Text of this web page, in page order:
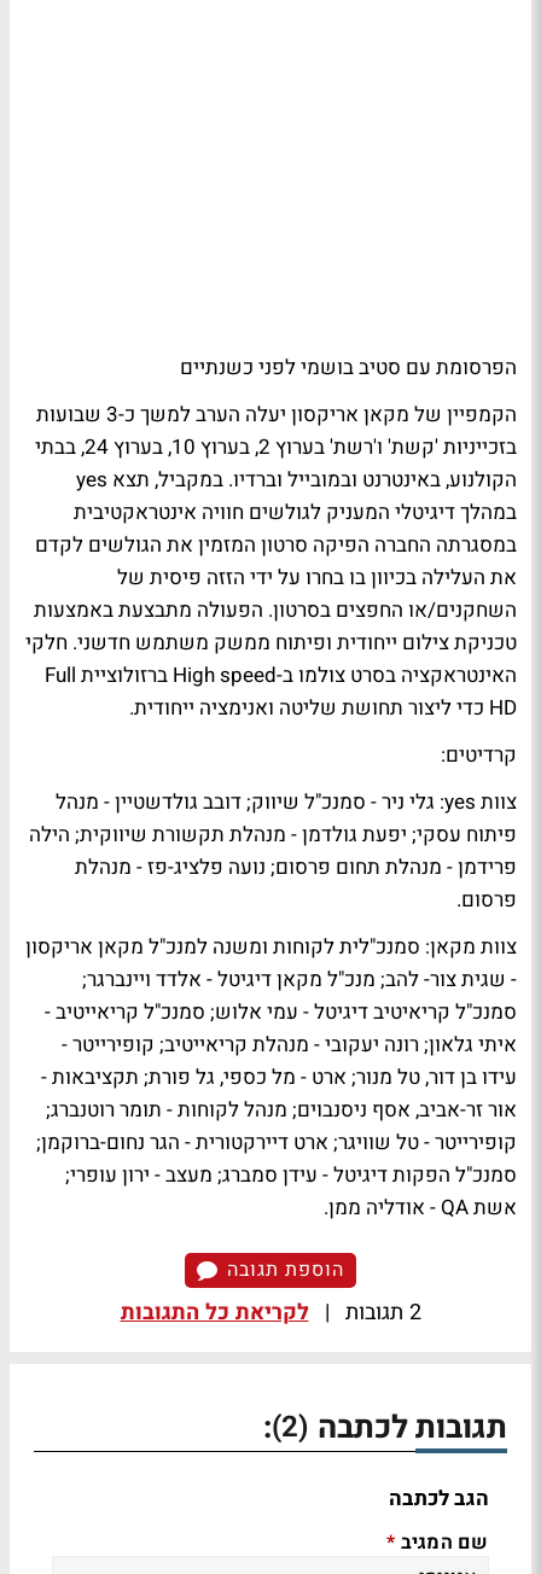
הפרסומת עם סטיב בושמי לפני כשנתיים
הקמפיין של מקאן אריקסון יעלה הערב למשך כ-3 שבועות
בזכייניות 'קשת' ו'רשת' בערוץ 2, בערוץ 10, בערוץ 24, בבתי
הקולנוע, באינטרנט ובמובייל וברדיו. במקביל, תצא yes
במהלך דיגיטלי המעניק לגולשים חוויה אינטראקטיבית
במסגרתה החברה הפיקה סרטון המזמין את הגולשים לקדם
את העלילה בכיוון בו בחרו על ידי הזזה פיסית של
השחקנים/או החפצים בסרטון. הפעולה מתבצעת באמצעות
טכניקת צילום ייחודית ופיתוח ממשק משתמש חדשני. חלקי
האינטראקציה בסרט צולמו ב-High speed ברזולוציית Full
HD כדי ליצור תחושת שליטה ואנימציה ייחודית.
קרדיטים:
צוות yes: גלי ניר - סמנכ"ל שיווק; דובב גולדשטיין - מנהל
פיתוח עסקי; יפעת גולדמן - מנהלת תקשורת שיווקית; הילה
פרידמן - מנהלת תחום פרסום; נועה פלציג-פז - מנהלת
פרסום.
צוות מקאן: סמנכ"לית לקוחות ומשנה למנכ"ל מקאן אריקסון
- שגית צור- להב; מנכ"ל מקאן דיגיטל - אלדד ויינברגר;
סמנכ"ל קריאיטיב דיגיטל - עמי אלוש; סמנכ"ל קריאייטיב -
איתי גלאון; רונה יעקובי - מנהלת קריאייטיב; קופירייטר -
עידו בן דור, טל מנור; ארט - מל כספי, גל פורת; תקציבאות -
אור זר-אביב, אסף ניסנבוים; מנהל לקוחות - תומר רוטנברג;
קופירייטר - טל שוויגר; ארט דיירקטורית - הגר נחום-ברוקמן;
סמנכ"ל הפקות דיגיטל - עידן סמברג; מעצב - ירון עופרי;
אשת QA - אודליה ממן.
הוספת תגובה
2 תגובות | לקריאת כל התגובות
תגובות לכתבה (2)
:
הגב לכתבה
שם המגיב *